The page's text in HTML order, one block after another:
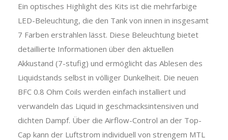
Ein optisches Highlight des Kits ist die mehrfarbige
LED-Beleuchtung, die den Tank von innen in insgesamt
7 Farben erstrahlen lässt. Diese Beleuchtung bietet
detaillierte Informationen über den aktuellen
Akkustand (7-stufig) und ermöglicht das Ablesen des
Liquidstands selbst in völliger Dunkelheit. Die neuen
BFC 0.8 Ohm Coils werden einfach installiert und
verwandeln das Liquid in geschmacksintensiven und
dichten Dampf. Über die Airflow-Control an der Top-
Cap kann der Luftstrom individuell von strengem MTL